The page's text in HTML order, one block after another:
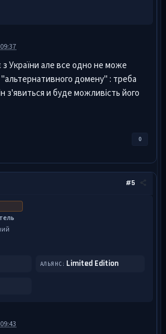
з України але все одно не може
домену" : треба
з'явиться и буде можливість його
0
#5
АЛЬЯНС: Limited Edition